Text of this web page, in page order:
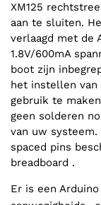
XM125
aan te sluiten.
verlaagd met de
1.8V/600mA
boot zijn
het instellen van
gebruik te
geen solderen
van uw
spaced pins
breadboard .
Er is een